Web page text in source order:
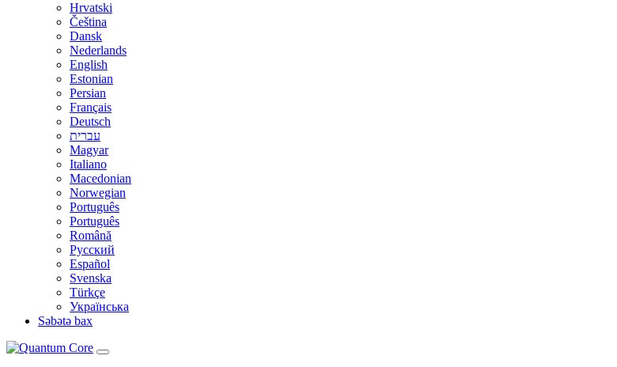
Hrvatski
Čeština
Dansk
Nederlands
English
Estonian
Persian
Français
Deutsch
עברית
Magyar
Italiano
Macedonian
Norwegian
Português
Português
Română
Русский
Español
Svenska
Türkçe
Українська
Səbətə bax